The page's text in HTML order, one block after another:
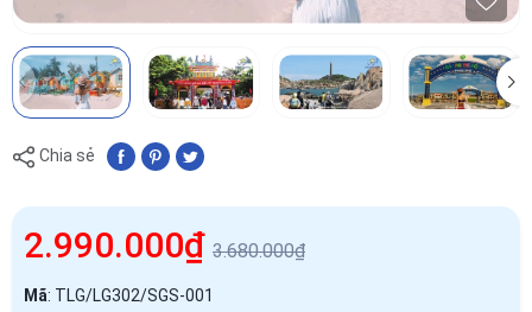
Chia sẻ
2.990.000₫ 3.680.000₫
Mã: TLG/LG302/SGS-001